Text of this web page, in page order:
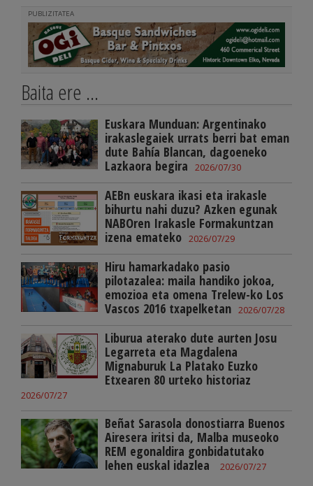
PUBLIZITATEA
Baita ere ...
Euskara Munduan: Argentinako
irakaslegaiek urrats berri bat eman
dute Bahía Blancan, dagoeneko
Lazkaora begira
2026/07/30
AEBn euskara ikasi eta irakasle
bihurtu nahi duzu? Azken egunak
NABOren Irakasle Formakuntzan
izena emateko 2026/07/29
Hiru hamarkadako pasio
pilotazalea: maila handiko jokoa,
emozioa eta omena Trelew-ko Los
Vascos 2016 txapelketan 2026/07/28
Liburua aterako dute aurten Josu
Legarreta eta Magdalena
Mignaburuk La Platako Euzko
Etxearen 80 urteko historiaz
2026/07/27
Beñat Sarasola donostiarra Buenos
Airesera iritsi da, Malba museoko
REM egonaldira gonbidatutako
lehen euskal idazlea
2026/07/27